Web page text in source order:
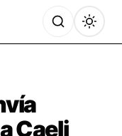
Caeli